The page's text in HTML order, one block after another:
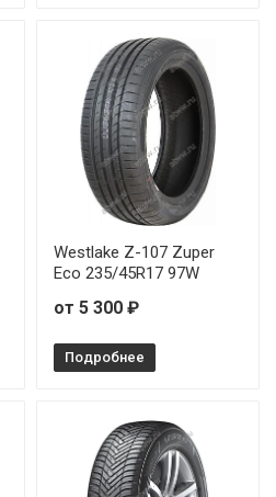
Westlake Z-107 Zuper
Eco 235/45R17 97W
от 5 300 ₽
Подробнее